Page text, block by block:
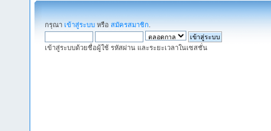
กรุณา เข้าสู่ระบบ หรือ สมัครสมาชิก
เข้าสู่ระบบด้วยชื่อผู้ใช้ รหัสผ่าน และระยะเวลาในเซสชั่น